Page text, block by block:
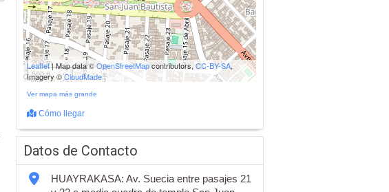
200 m
500 ft
Leaflet| Map data ©OpenStreetMapcontributors,CC-BY-SA,
Imagery ©CloudMade
Ver mapa más grande
Cómo llegar
Datos de Contacto
HUAYRAKASA: Av. Suecia entre pasajes 21